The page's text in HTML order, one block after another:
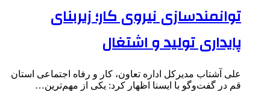
توانمندسازی نیروی کار؛ زیربنای
پایداری تولید و اشتغال
علی آشتاب مدیرکل اداره تعاون، کار و رفاه اجتماعی استان
قم در گفت‌وگو با ایسنا اظهار کرد: یکی از مهم‌ترین…